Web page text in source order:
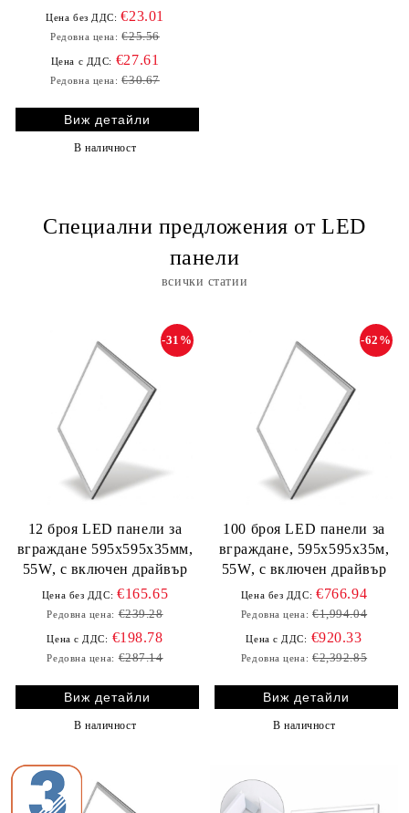
Цена без ДДС: €23.01
Редовна цена: €25.56
Цена с ДДС: €27.61
Редовна цена: €30.67
Виж детайли
В наличност
Специални предложения от LED
панели
всички статии
12 броя LED панели за
вграждане 595х595х35мм,
55W, с включен драйвър
-31%
Цена без ДДС: €165.65
Редовна цена: €239.28
Цена с ДДС: €198.78
Редовна цена: €287.14
Виж детайли
В наличност
100 броя LED панели за
вграждане, 595х595х35м,
55W, с включен драйвър
-62%
Цена без ДДС: €766.94
Редовна цена: €1,994.04
Цена с ДДС: €920.33
Редовна цена: €2,392.85
Виж детайли
В наличност